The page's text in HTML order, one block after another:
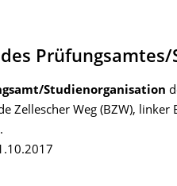
des
Studienorganisation
Zellescher Weg (BZW), linker